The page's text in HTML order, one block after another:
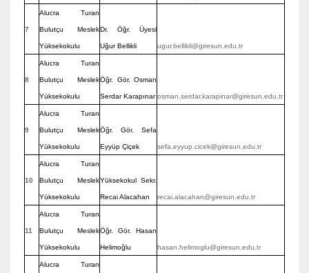
7
Alucra Turan
Bulutçu Meslek
Yüksekokulu
Dr. Öğr. Üyesi
Uğur Bellikli ugur.bellikli@giresun.edu.tr
8
Alucra Turan
Bulutçu Meslek
Yüksekokulu
Öğr. Gör. Osman
Serdar Karapınar osman.serdar.karapinar@giresun.edu.tr
9
Alucra Turan
Bulutçu Meslek
Yüksekokulu
Öğr. Gör. Sefa
Eyyüp Çiçek sefa.eyyup.cicek@giresun.edu.tr
10
Alucra Turan
Bulutçu Meslek
Yüksekokulu
Yüksekokul Sekr.
Recai Alacahan recai.alacahan@giresun.edu.tr
11
Alucra Turan
Bulutçu Meslek
Yüksekokulu
Öğr. Gör. Hasan
Helimoğlu hasan.helimoglu@giresun.edu.tr
Alucra Turan